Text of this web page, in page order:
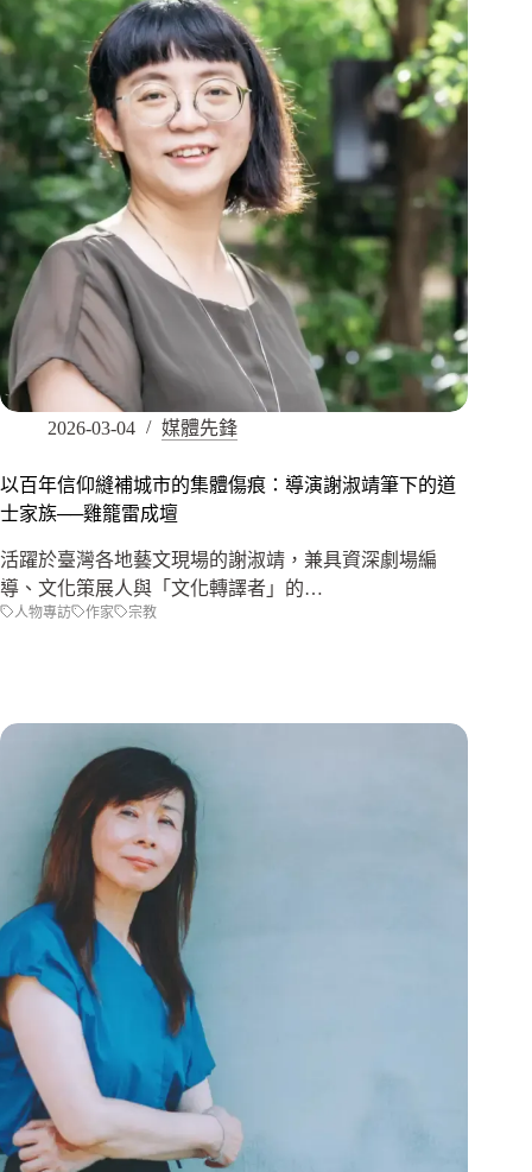
2026-03-04 媒體先鋒
以百年信仰縫補城市的集體傷痕：導演謝淑靖筆下的道
士家族──雞籠雷成壇
活躍於臺灣各地藝文現場的謝淑靖，兼具資深劇場編
導、文化策展人與「文化轉譯者」的…
人物專訪 作家 宗教